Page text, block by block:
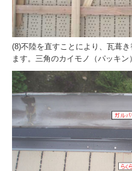
(8)不陸を直すことにより、瓦葺
ます。三角のカイモノ（パッキン